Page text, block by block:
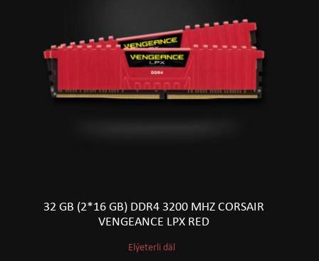
32 GB (2*16 GB) DDR4 3200 MHZ CORSAIR
VENGEANCE LPX RED
Elýeterli däl